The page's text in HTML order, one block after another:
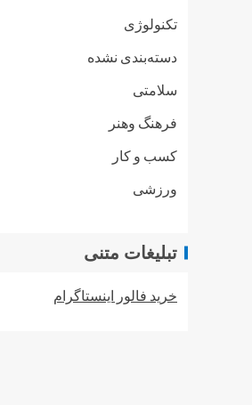
تکنولوژی
دسته‌بندی نشده
سلامتی
فرهنگ وهنر
کسب و کار
ورزشی
تبلیغات متنی
خرید فالور اینستاگرام